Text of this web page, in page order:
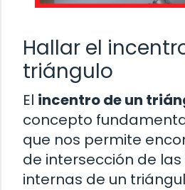
Hallar el
triángulo
El incentro de un
concepto
que nos permite
de intersección de
internas de un